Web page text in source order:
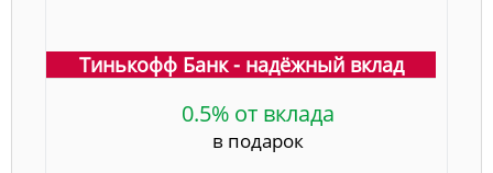
Тинькофф Банк - надёжный вклад
0.5% от вклада
в подарок